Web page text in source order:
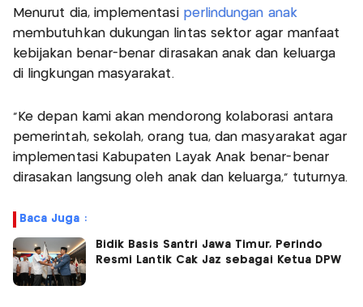
Menurut dia, implementasiperlindungan anak
membutuhkan dukungan lintas sektor agar manfaat
kebijakan benar-benar dirasakan anak dan keluarga
di lingkungan masyarakat.
“Ke depan kami akan mendorong kolaborasi antara
pemerintah, sekolah, orang tua, dan masyarakat agar
implementasi Kabupaten Layak Anak benar-benar
dirasakan langsung oleh anak dan keluarga,” tuturnya.
Baca Juga :
Bidik Basis Santri Jawa Timur, Perindo
Resmi Lantik Cak Jaz sebagai Ketua DPW